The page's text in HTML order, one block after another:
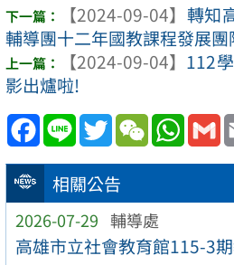
相關公告
2026-07-29 輔導處
高雄市立社會教育館115-3
【2024-09-04】 轉知
輔導團十二年國教課程發展
【2024-09-04】 112
影出爐啦!
Facebook
Line TwitterWeChat